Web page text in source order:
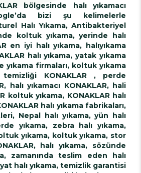
bölgesinde halı yıkamacı
bizi şu kelimelerle
Halı Yıkama, Antibakteriyel
koltuk yıkama, yerinde halı
en iyi halı yıkama, halıyıkama
halı yıkama, yatak yıkama
yıkama firmaları, koltuk yıkama
temizliği KONAKLAR , perde
halı yıkamacı KONAKLAR, hali
koltuk yıkama, KONAKLAR halı
halı yıkama fabrikaları,
Nepal halı yıkama, yün halı
yıkama, zebra halı yıkama,
yıkama, koltuk yıkama, stor
halı yıkama, sözünde
zamanında teslim eden halı
halı yıkama, temizlik garantisi